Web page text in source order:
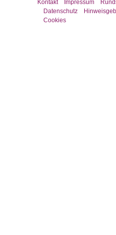
Kontakt
Impressum
Datenschutz
Cookies